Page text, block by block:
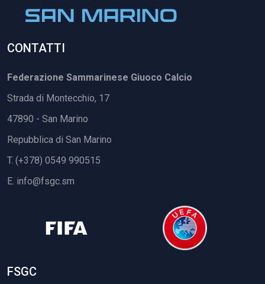
CONTATTI
Federazione Sammarinese Giuoco Calcio
Strada di Montecchio, 17
47890 - San Marino
Repubblica di San Marino
T. (+378) 0549 990515
E. info@fsgc.sm
FSGC